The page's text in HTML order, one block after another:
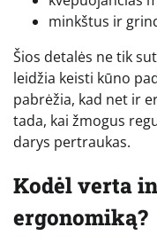
minkštus ir
Šios detalės ne tik
leidžia keisti kūno
pabrėžia, kad net ir
tada, kai žmogus
darys pertraukas.
Kodėl verta
ergonomiką?